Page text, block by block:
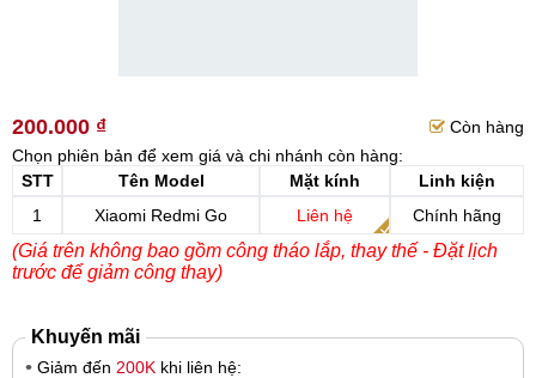
200.000 ₫
Còn hàng
Chọn phiên bản để xem giá và chi nhánh còn hàng:
STT
Tên Model Mặt kính
Linh kiện
1
Xiaomi Redmi Go Liên hệ Chính hãng
(Giá trên không bao gồm công tháo lắp, thay thế - Đặt lịch
trước để giảm công thay)
Khuyến mãi
Giảm đến 200K khi liên hệ: